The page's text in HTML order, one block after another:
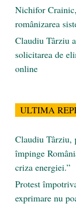
Nichifor
românizarea
Claudiu Târziu
solicitarea de
online
ULTIMA
Claudiu Târziu,
împinge
criza energiei.”
Protest
exprimare nu